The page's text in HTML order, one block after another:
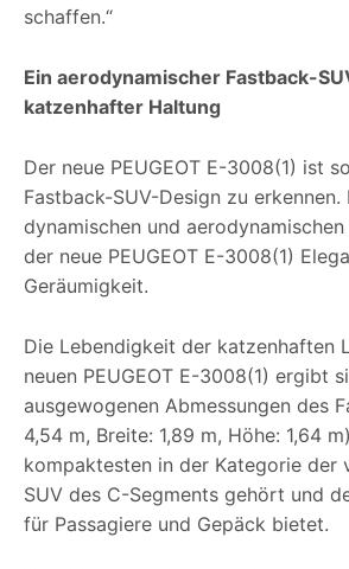
schaffen.“
Ein aerodynamischer Fastback-
katzenhafter Haltung
Der neue PEUGEOT E-3008(1) ist
Fastback-SUV-Design zu erkennen.
dynamischen und
der neue PEUGEOT E-3008(1)
Geräumigkeit.
Die Lebendigkeit der katzenhaften
neuen PEUGEOT E-3008(1) ergibt
ausgewogenen Abmessungen des
4,54 m, Breite: 1,89 m, Höhe: 1,64
kompaktesten in der Kategorie der
SUV des C-Segments gehört und
für Passagiere und Gepäck bietet.